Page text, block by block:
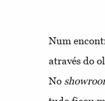
Num
através do
No